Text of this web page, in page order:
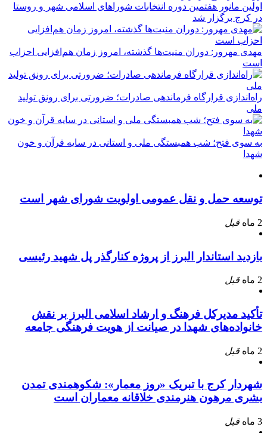
اولین مانور هفتمین دوره انتخابات شوراهای اسلامی شهر و روستا
در کرج برگزار شد
مهدی مهرور: دوران منیت‌ها گذشته، امروز زمان هم‌افزایی احزاب
است
راه‌اندازی قرارگاه فرماندهی صادرات؛ ضرورتی برای رونق تولید
ملی
به سوی فتح؛ شب همبستگی ملی و استانی در سایه قرآن و خون
شهدا
توسعه حمل و نقل عمومی اولویت شورای شهر است
2 ماه قبل
بازدید استاندار البرز از پروژه کنارگذر پل شهید رئیسی
2 ماه قبل
تأکید مدیرکل فرهنگ و ارشاد اسلامی البرز بر نقش
خانواده‌های شهدا در صیانت از هویت فرهنگی جامعه
2 ماه قبل
شهردار کرج با تبریک «روز معمار»: شکوهمندی تمدن
بشری مرهون هنرمندی خلاقانه معماران است
3 ماه قبل